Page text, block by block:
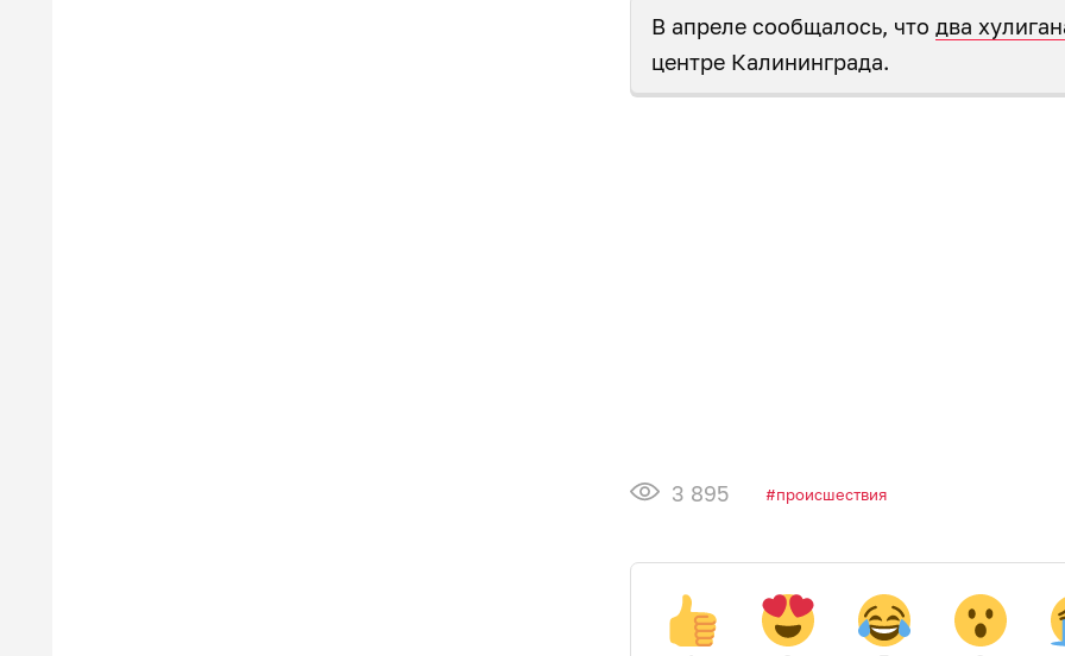
В апреле сообщалось, что два
центре Калининграда.
3 895 происшествия